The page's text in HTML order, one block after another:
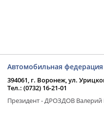
Автомобильная федерация
394061, г. Воронеж, ул.
Тел.: (0732) 16-21-01
Президент - ДРОЗДОВ Валерий